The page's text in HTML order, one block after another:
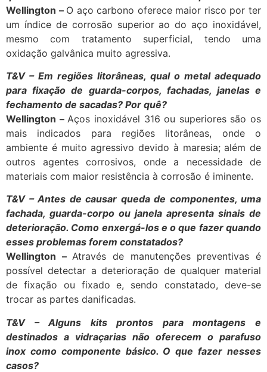
Wellington – O aço carbono oferece maior risco por ter
um índice de corrosão superior ao do aço inoxidável,
mesmo com tratamento superficial, tendo uma
oxidação galvânica muito agressiva.
T&V – Em regiões litorâneas, qual o metal adequado
para fixação de guarda-corpos, fachadas, janelas e
fechamento de sacadas? Por quê?
Wellington – Aços inoxidável 316 ou superiores são os
mais indicados para regiões litorâneas, onde o
ambiente é muito agressivo devido à maresia; além de
outros agentes corrosivos, onde a necessidade de
materiais com maior resistência à corrosão é iminente.
T&V – Antes de causar queda de componentes, uma
fachada, guarda-corpo ou janela apresenta sinais de
deterioração. Como enxergá-los e o que fazer quando
esses problemas forem constatados?
Wellington –Através de manutenções preventivas é
possível detectar a deterioração de qualquer material
de fixação ou fixado e, sendo constatado, deve-se
trocar as partes danificadas.
T&V – Alguns kits prontos para montagens e
destinados a vidraçarias não oferecem o parafuso
inox como componente básico. O que fazer nesses
casos?